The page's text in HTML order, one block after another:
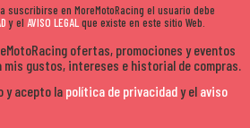
suscribirse en MoreMotoRacing el usuario debe
y el AVISO LEGALque existe en este sitio Web.
ofertas, promociones y eventos
mis gustos, intereses e historial de compras.
y acepto la política de privacidady el aviso